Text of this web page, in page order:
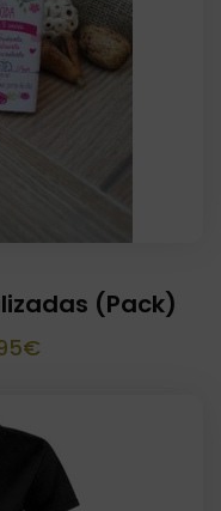
(Pack)
€Rango
desde
5,00€